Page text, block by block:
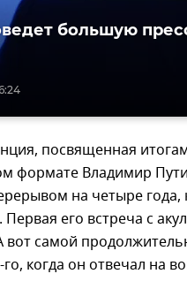
большую
посвященная
формате Владимир
на четыре года,
Первая его встреча с
вот самой
когда он отвечал на